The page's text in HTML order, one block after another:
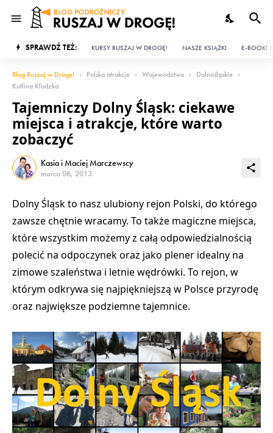
SPRAWDŹ TEŻ: KURSY RUSZAJ W DROGĘ! NASZE KSIĄŻKI E-BOOKI
Blog Ruszaj w Drogę! Polska atrakcje Województwa
Dolnośląskie
Kotlina Kłodzka
Tajemniczy Dolny Śląsk: ciekawe
miejsca i atrakcje, które warto
zobaczyć
Kasia i Maciej Marczewscy
marca 06, 2013
Dolny Śląskto nasz ulubiony rejon Polski, do którego
zawsze chętnie wracamy. To także magiczne miejsca,
które wszystkim możemy z całą odpowiedzialnością
polecić na odpoczynek oraz jako plener idealny na
zimowe szaleństwa i letnie wędrówki. To rejon, w
którym odkrywa się najpiękniejszą w Polsce przyrodę
oraz największe podziemne tajemnice.